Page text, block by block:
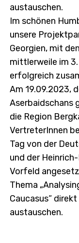
austauschen.
Im schönen
unsere
Georgien, mit
mittlerweile im
erfolgreich
Am 19.09.2023,
Aserbaidschans
die Region
VertreterInnen
Tag von der
und der
Vorfeld
Thema
Caucasus“
austauschen.